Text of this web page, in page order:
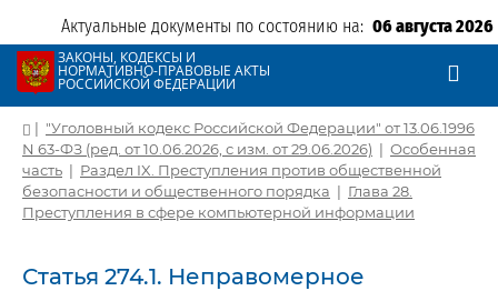
Актуальные документы по состоянию на: 06 августа 2026
ЗАКОНЫ, КОДЕКСЫ И
НОРМАТИВНО-ПРАВОВЫЕ АКТЫ
РОССИЙСКОЙ ФЕДЕРАЦИИ
| "Уголовный кодекс Российской Федерации" от 13.06.1996
N 63-ФЗ (ред. от 10.06.2026, с изм. от 29.06.2026) | Особенная
часть | Раздел IX. Преступления против общественной
безопасности и общественного порядка | Глава 28.
Преступления в сфере компьютерной информации
Статья 274.1. Неправомерное